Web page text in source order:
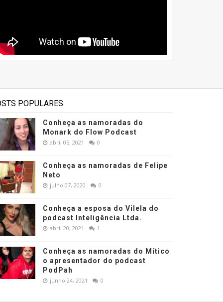
POPULARES
Conheça as namoradas do
Monark do Flow Podcast
abril 05, 2021 0
Conheça as namoradas de Felipe
Neto
julho 07, 2020 0
Conheça a esposa do Vilela do
podcast Inteligência Ltda.
abril 20, 2021 1
Conheça as namoradas do Mítico
o apresentador do podcast
PodPah
junho 24, 2021 0